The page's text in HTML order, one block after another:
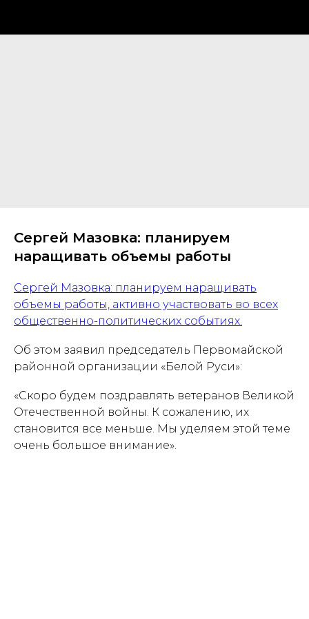
Сергей Мазовка: планируем
наращивать объемы работы
Сергей Мазовка: планируем наращивать
объемы работы, активно участвовать во всех
общественно-политических событиях.
Об этом заявил председатель Первомайской
районной организации «Белой Руси»:
«Скоро будем поздравлять ветеранов Великой
Отечественной войны. К сожалению, их
становится все меньше. Мы уделяем этой теме
очень большое внимание».